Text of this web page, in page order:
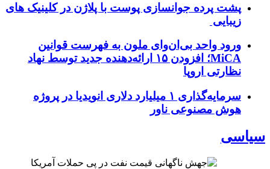
پشت پرده جوانسازی پوست با پلاژن در کلینیک های
زیبایی
ورود واحد بی‌ان‌وای ملون به فهرست قوانین
MiCA؛ افزودن ۱۵ ارائه‌دهنده جدید توسط نهاد
نظارتی اروپا
سرمایه‌گذاری ۱ میلیارد دلاری انویدیا در پروژه
هوش مصنوعی ناور
سیاسی